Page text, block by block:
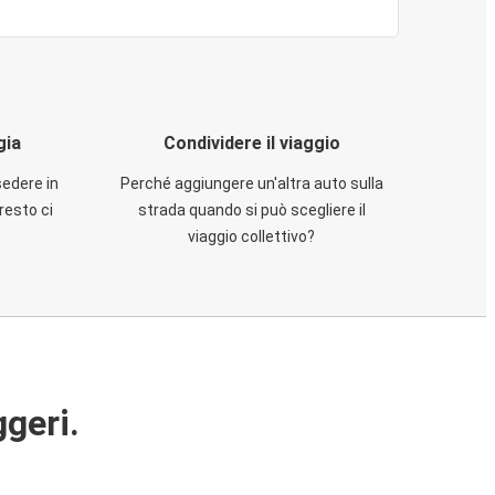
in
ci
Condividere il viaggio
Perché aggiungere un'altra auto sulla
strada quando si può scegliere il
viaggio collettivo?